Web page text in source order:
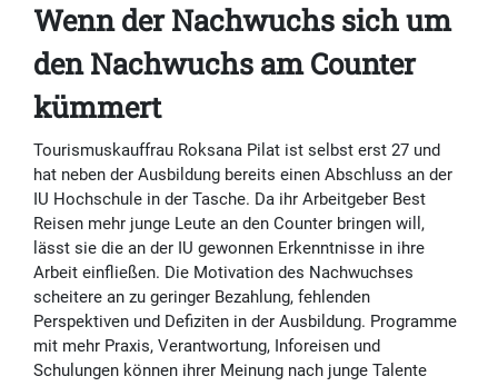
Wenn der Nachwuchs sich um
den Nachwuchs am Counter
kümmert
Tourismuskauffrau Roksana Pilat ist selbst erst 27 und
hat neben der Ausbildung bereits einen Abschluss an der
IU Hochschule in der Tasche. Da ihr Arbeitgeber Best
Reisen mehr junge Leute an den Counter bringen will,
lässt sie die an der IU gewonnen Erkenntnisse in ihre
Arbeit einfließen. Die Motivation des Nachwuchses
scheitere an zu geringer Bezahlung, fehlenden
Perspektiven und Defiziten in der Ausbildung. Programme
mit mehr Praxis, Verantwortung, Inforeisen und
Schulungen können ihrer Meinung nach junge Talente